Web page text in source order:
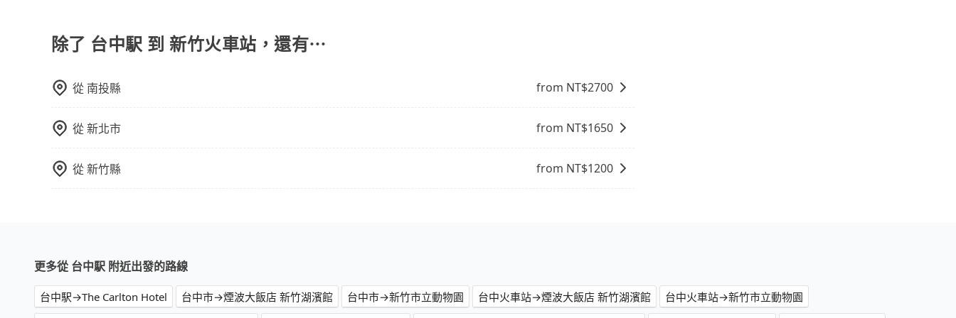
型巴士或大型遊覽車。非法改裝的車輛，不僅與車輛行照不符，連司機的駕照都會不符。在路上被警察盤查請下
車終止行程事小，如果發生意外，保險公司可不予賠償就事大了。千萬別為了省小錢而把朋友親人的安全給賭
比較方便。但也有例外，比方說有些山區或路段是禁止大客車通行的，建議在預定時最好先與車行或平台確認。
除了 台中駅 到 新竹火車站，還有⋯
從 南投縣 from NT$2700
從新北市 from NT$1650
從新竹縣 from NT$1200
更多從 台中駅 附近出發的路線
台中駅→The Carlton Hotel 台中市→煙波大飯店 新竹湖濱館 台中市→新竹市立動物園 台中火車站→煙波大飯店 新竹湖濱館
台中火車站→新竹市立動物園